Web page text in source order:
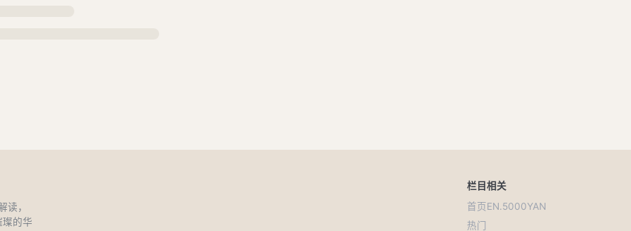
读，
的华
栏目
首页
热门
相关
EN.5000YAN